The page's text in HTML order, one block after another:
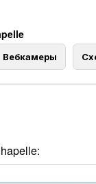
Вебкамеры